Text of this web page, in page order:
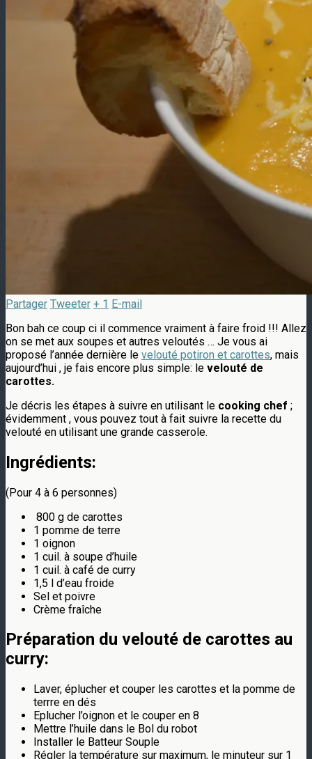
Partager Tweeter + 1 E-mail
Bon bah ce coup ci il commence vraiment à faire froid !!! Allez
on se met aux soupes et autres veloutés … Je vous ai
proposé l’année dernière le velouté potiron et carottes, mais
aujourd’hui , je fais encore plus simple: le velouté de
carottes.
Je décris les étapes à suivre en utilisant le cooking chef ;
évidemment , vous pouvez tout à fait suivre la recette du
velouté en utilisant une grande casserole.
Ingrédients:
(Pour 4 à 6 personnes)
800 g de carottes
1 pomme de terre
1 oignon
1 cuil. à soupe d’huile
1 cuil. à café de curry
1,5 l d’eau froide
Sel et poivre
Crème fraîche
Préparation du velouté de carottes au
curry:
Laver, éplucher et couper les carottes et la pomme de
terrre en dés
Eplucher l’oignon et le couper en 8
Mettre l’huile dans le Bol du robot
Installer le Batteur Souple
Régler la température sur maximum, le minuteur sur 1